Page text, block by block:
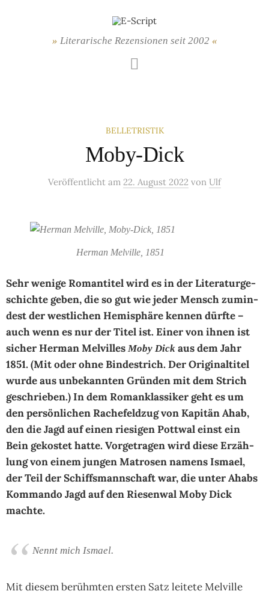
Literarische Rezensionen seit 2002
BELLETRISTIK
Moby-Dick
Veröffentlicht am 22. August 2022 von Ulf
Herman Melville, 1851
Sehr wenige Romantitel wird es in der Li­te­ra­tur­ge­
schich­te ge­ben, die so gut wie je­der Mensch zu­min­
dest der west­li­chen He­mis­phä­re ken­nen dürf­te –
auch wenn es nur der Titel ist. Einer von ih­nen ist
si­cher Her­man Mel­vil­les Moby Dick aus dem Jahr
1851. (Mit oder oh­ne Bin­de­strich. Der Ori­gi­nal­ti­tel
wur­de aus un­be­kann­ten Grün­den mit dem Strich
ge­schrie­ben.) In dem Romanklassiker geht es um
den per­sön­li­chen Ra­che­feld­zug von Ka­pi­tän Ahab,
den die Jagd auf einen rie­si­gen Pott­wal einst ein
Bein ge­kos­tet hat­te. Vor­ge­tra­gen wird die­se Er­zäh­
lung von einem jun­gen Ma­tro­sen na­mens Is­mael,
der Teil der Schiffs­mann­schaft war, die un­ter Ahabs
Kom­man­do Jagd auf den Rie­sen­wal Mo­by Dick
mach­te.
Nennt mich Ismael.
Mit die­sem berühm­ten ers­ten Satz lei­tete Mel­ville